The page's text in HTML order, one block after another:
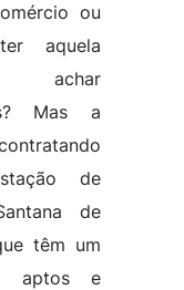
ou
aquela
achar
Mas a
de
de
têm um
aptos e